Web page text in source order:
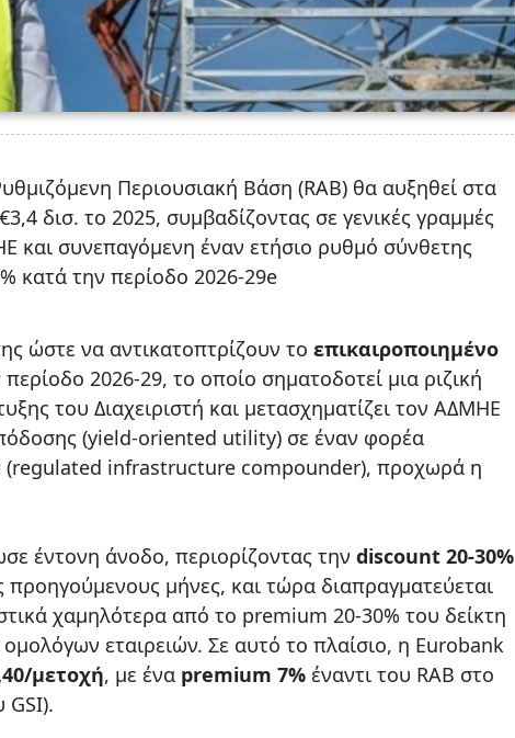
Περιουσιακή Βάση (RAB) θα αυξηθεί στα
δισ. το 2025, συμβαδίζοντας σε γενικές γραμμές
και συνεπαγόμενη έναν ετήσιο ρυθμό σύνθετης
κατά την περίοδο 2026-29e
ώστε να αντικατοπτρίζουν το επικαιροποιημένο
περίοδο 2026-29, το οποίο σηματοδοτεί μια ριζική
του Διαχειριστή και μετασχηματίζει τον ΑΔΜΗΕ
(yield-oriented utility) σε έναν φορέα
infrastructure compounder), προχωρά η
έντονη άνοδο, περιορίζοντας την discount 20-30%
μήνες, και τώρα διαπραγματεύεται
χαμηλότερα από το premium 20-30% του δείκτη
εταιρειών. Σε αυτό το πλαίσιο, η Eurobank
μετοχή, με ένα premium 7% έναντι του RAB στο
GSI).